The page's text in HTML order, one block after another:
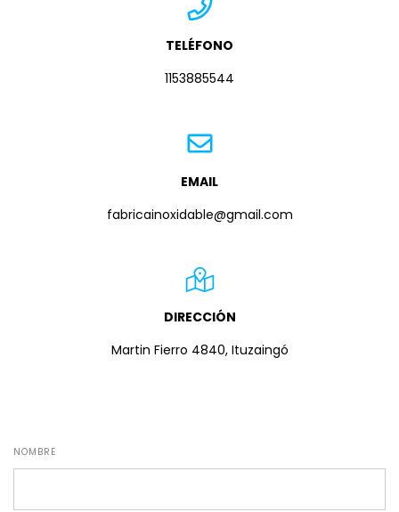
TELÉFONO
1153885544
EMAIL
fabricainoxidable@gmail.com
DIRECCIÓN
Martin Fierro 4840, Ituzaingó
NOMBRE